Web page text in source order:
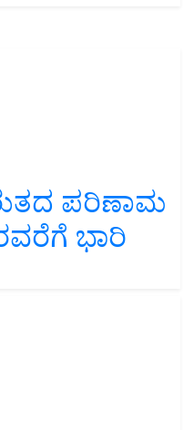
ಪರಿಣಾಮ
ಭಾರಿ